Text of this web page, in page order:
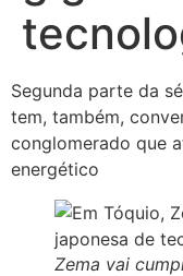
Segunda parte da
tem, também,
conglomerado que
energético
Zema vai